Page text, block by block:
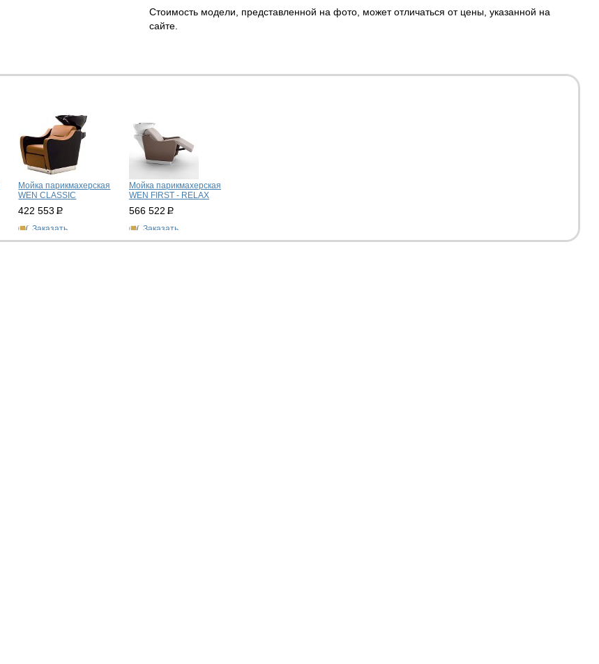
Стоимость модели, представленной на фото, может отличаться от цены, указанной на
сайте.
Мойка парикмахерская
WEN CLASSIC
422 553 Р
Заказать
Мойка парикмахерская
WEN FIRST - RELAX
566 522 Р
Заказать